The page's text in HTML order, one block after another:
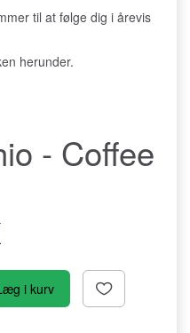
til at følge dig i årevis
herunder.
- Coffee
i kurv